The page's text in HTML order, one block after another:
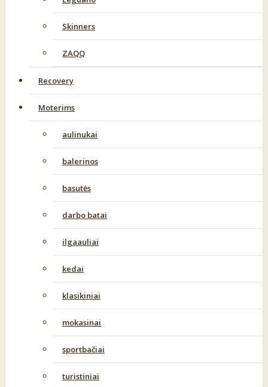
Skinners
ZAQQ
Recovery
Moterims
aulinukai
balerinos
basutės
darbo batai
ilgaauliai
kedai
klasikiniai
mokasinai
sportbačiai
turistiniai